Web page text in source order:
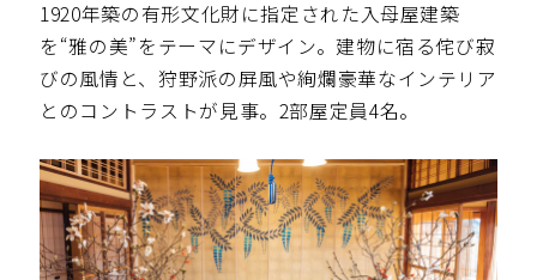
1920年築の有形文化財に指定された入母屋建築
を“雅の美”をテーマにデザイン。建物に宿る侘び寂
びの風情と、狩野派の屏風や絢爛豪華なインテリア
とのコントラストが見事。2部屋定員4名。